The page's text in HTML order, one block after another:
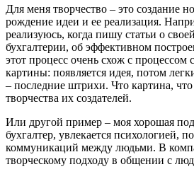
Для меня творчество – это создание
рождение идеи и ее реализация.
реализуюсь, когда пишу статьи о
бухгалтерии, об эффективном
этот процесс очень схож с процессом
картины: появляется идея, потом
– последние штрихи. Что картина, что
творчества их создателей.
Или другой пример – моя хорошая
бухгалтер, увлекается психологией,
коммуникаций между людьми. В
творческому подходу в общении с